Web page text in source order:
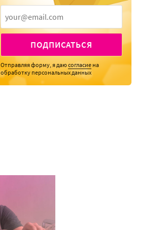
ПОДПИСАТЬСЯ
Отправляя форму, я даюсогласие на
обработку персональных данных